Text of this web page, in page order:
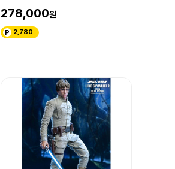
278,000
2,780